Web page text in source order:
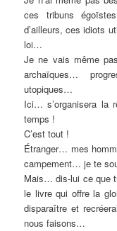
ces tribuns
d’ailleurs, ces idiots
loi…
Je ne vais même
archaïques…
utopiques…
Ici… s’organisera la
temps !
C’est tout !
Étranger… mes
campement… je te
Mais… dis-lui ce que
le livre qui offre la
disparaître et
nous faisons…